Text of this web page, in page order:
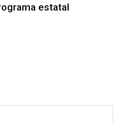
estatal